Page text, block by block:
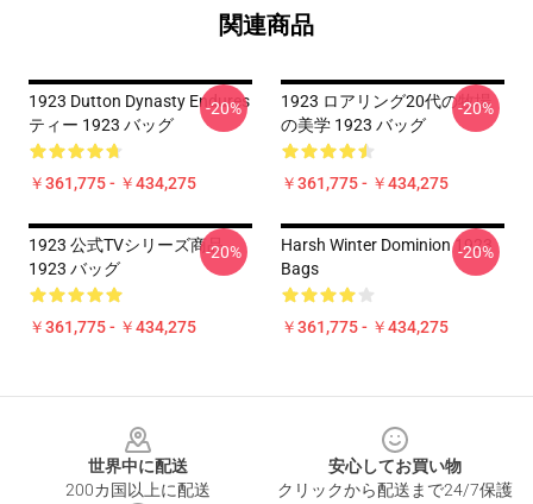
関連商品
1923 Dutton Dynasty Endures
ティー 1923 バッグ
￥361,775 - ￥434,275
-20%
1923 ロアリング20代の牧場
の美学 1923 バッグ
￥361,775 - ￥434,275
-20%
1923 公式TVシリーズ商品
1923 バッグ
￥361,775 - ￥434,275
-20%
Harsh Winter Dominion 1923
Bags
￥361,775 - ￥434,275
-20%
世界中に配送
200カ国以上に配送
安心してお買い物
クリックから配送まで24/7保護